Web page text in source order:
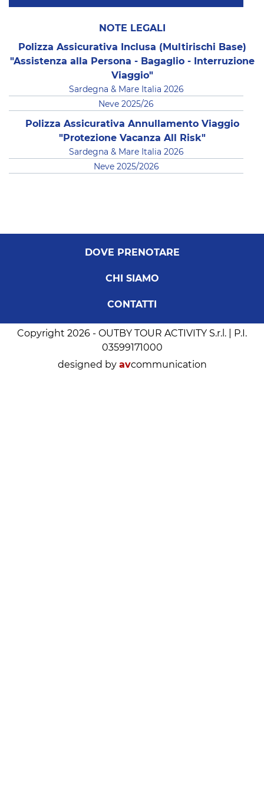
NOTE LEGALI
Polizza Assicurativa Inclusa (Multirischi Base)
"Assistenza alla Persona - Bagaglio - Interruzione
Viaggio"
Sardegna & Mare Italia 2026
Neve 2025/26
Polizza Assicurativa Annullamento Viaggio
"Protezione Vacanza All Risk"
Sardegna & Mare Italia 2026
Neve 2025/2026
DOVE PRENOTARE
CHI SIAMO
CONTATTI
Copyright 2026 - OUTBY TOUR ACTIVITY S.r.l. | P.I.
03599171000
designed by avcommunication